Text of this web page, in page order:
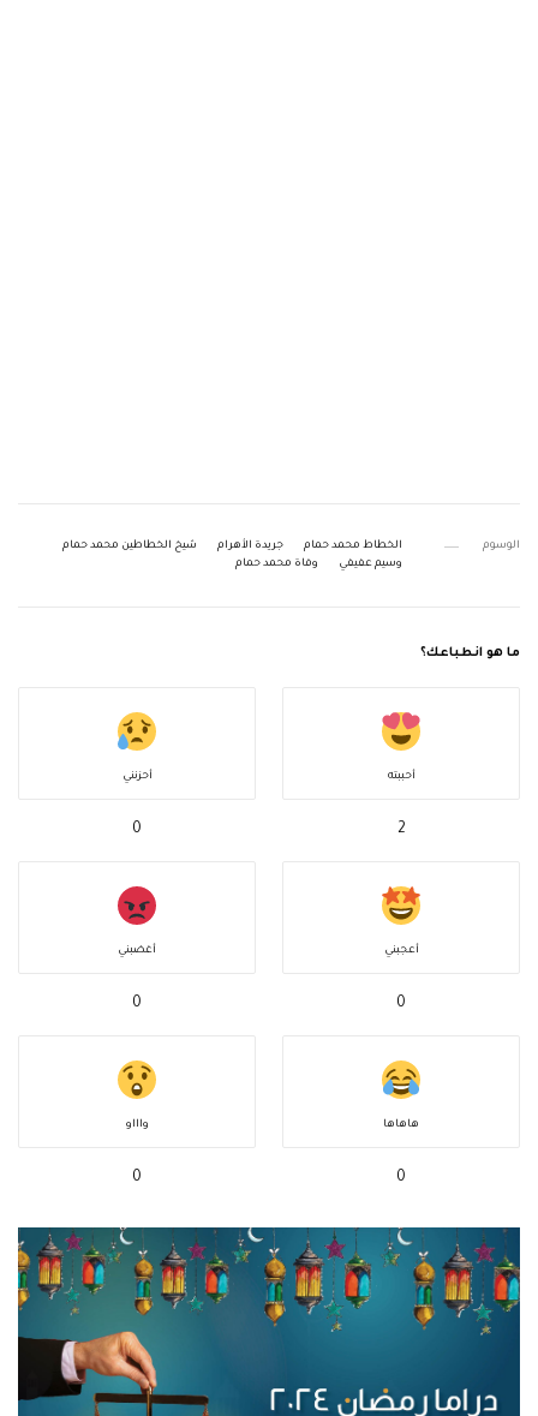
الوسوم الخطاط محمد حمام جريدة الأهرام
شيخ الخطاطين محمد حمام
وسيم عفيفي
وفاة محمد حمام
ما هو انطباعك؟
أحببته
2
أحزنني
0
أعجبني
0
أغضبني
0
هاهاها
0
واااو
0